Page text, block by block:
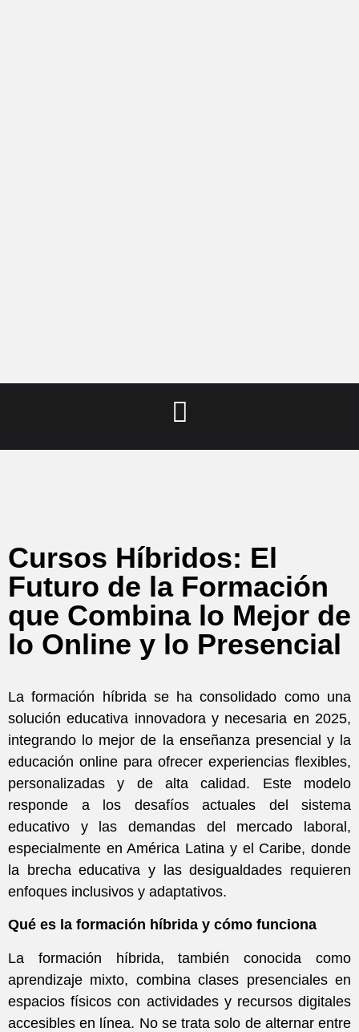
Cursos Híbridos: El
Futuro de la Formación
que Combina lo Mejor de
lo Online y lo Presencial
La formación híbrida se ha consolidado como una
solución educativa innovadora y necesaria en 2025,
integrando lo mejor de la enseñanza presencial y la
educación online para ofrecer experiencias flexibles,
personalizadas y de alta calidad. Este modelo
responde a los desafíos actuales del sistema
educativo y las demandas del mercado laboral,
especialmente en América Latina y el Caribe, donde
la brecha educativa y las desigualdades requieren
enfoques inclusivos y adaptativos.
Qué es la formación híbrida y cómo funciona
La formación híbrida, también conocida como
aprendizaje mixto, combina clases presenciales en
espacios físicos con actividades y recursos digitales
accesibles en línea. No se trata solo de alternar entre